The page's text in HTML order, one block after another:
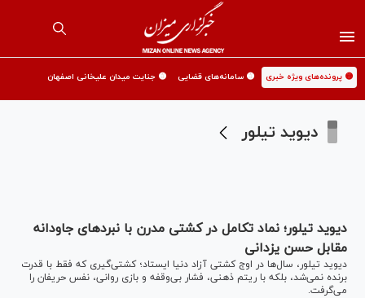
🟡 پرونده‌های ویژه خبری 🟡 سامانه‌های قضایی 🟡 جنایت میدان علیخانی اصفهان
دیوید تیلور
دیوید تیلور؛ نماد تکامل در کشتی مدرن با نبرد‌های جاودانه
مقابل حسن یزدانی
دیوید تیلور، سال‌ها در اوج کشتی آزاد دنیا ایستاد؛ کشتی‌گیری که فقط با قدرت
برنده نمی‌شد، بلکه با ریتم ذهنی، فشار بی‌وقفه و بازی روانی، نفس حریفان را
می‌گرفت.